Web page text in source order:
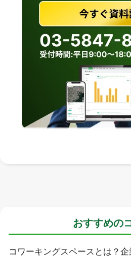
おすすめの
コワーキングスペースとは？